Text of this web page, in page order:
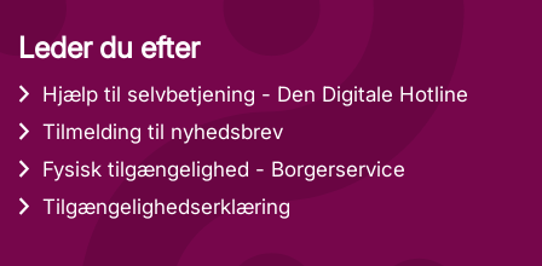
Leder du efter
Hjælp til selvbetjening - Den Digitale Hotline
Tilmelding til nyhedsbrev
Fysisk tilgængelighed - Borgerservice
Tilgængelighedserklæring